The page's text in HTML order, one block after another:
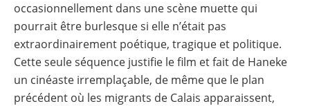
occasionnellement dans une scène muette qui
pourrait être burlesque si elle n’était pas
extraordinairement poétique, tragique et politique.
Cette seule séquence justifie le film et fait de Haneke
un cinéaste irremplaçable, de même que le plan
précédent où les migrants de Calais apparaissent,